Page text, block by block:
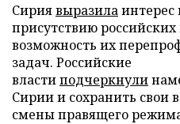
Сириявыразила
присутствию
возможность их
задач. Российские
властиподчеркнули
Сирии и сохранить свои
смены правящего